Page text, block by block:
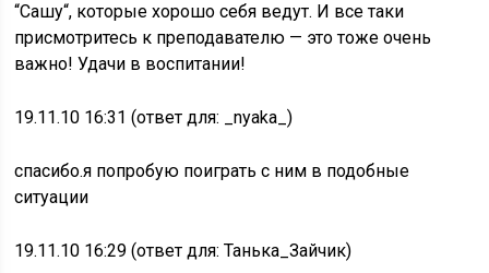
“Сашу“, которые хорошо себя ведут. И все таки
присмотритесь к преподавателю — это тоже очень
важно! Удачи в воспитании!
19.11.10 16:31 (ответ для: _nyaka_)
спасибо.я попробую поиграть с ним в подобные
ситуации
19.11.10 16:29 (ответ для: Танька_Зайчик)